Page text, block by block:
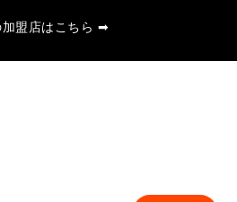
加盟店はこちら ➡